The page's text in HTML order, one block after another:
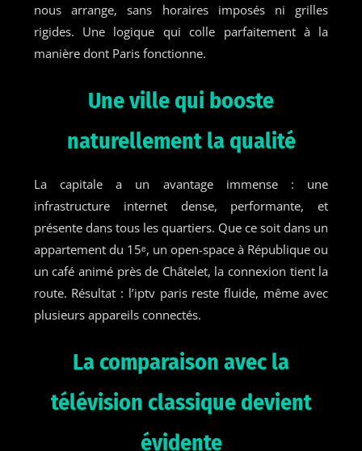
nous arrange, sans horaires imposés ni grilles
rigides. Une logique qui colle parfaitement à la
manière dont Paris fonctionne.
Une ville qui booste
naturellement la qualité
La capitale a un avantage immense : une
infrastructure internet dense, performante, et
présente dans tous les quartiers. Que ce soit dans un
appartement du 15ᵉ, un open-space à République ou
un café animé près de Châtelet, la connexion tient la
route. Résultat : l’iptv paris reste fluide, même avec
plusieurs appareils connectés.
La comparaison avec la
télévision classique devient
évidente